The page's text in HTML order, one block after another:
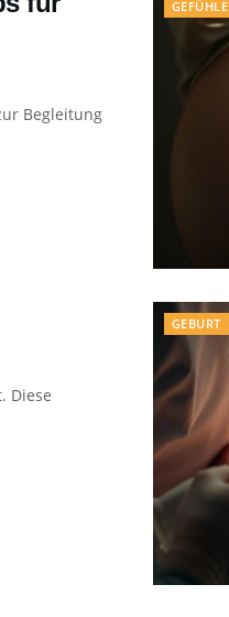
GEFÜHLE
Begleitung
GEBURT
Diese